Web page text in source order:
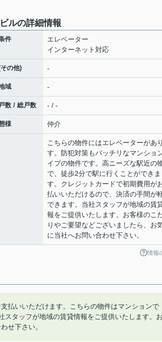
ルの詳細情報
件
エレベーター
インターネット対応
の他) -
域 -
数 / 総戸数 - / -
様 仲介
こちらの物件にはエレベーターがあ
す。防犯対策もバッチリなマンショ
イプの物件です。高ニーズな駅近の
で、徒歩2分で駅に行くことができま
す。クレジットカードで初期費用が
払いいただけるので、決済の手間が
できます。当社スタッフが地域の賃
報をご提供いたします。お客様のこ
りやご要望などございましたら、お
に当社へお問い合わせ下さい。
情報
払いいただけます。こちらの物件はマンションで
タッフが地域の賃貸情報をご提供いたします。お
せ下さい。